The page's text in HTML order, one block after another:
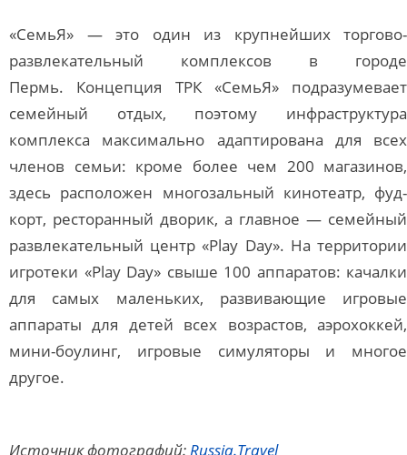
«СемьЯ» — это один из крупнейших торгово-
развлекательный комплексов в городе
Пермь. Концепция ТРК «СемьЯ» подразумевает
семейный отдых, поэтому инфраструктура
комплекса максимально адаптирована для всех
членов семьи: кроме более чем 200 магазинов,
здесь расположен многозальный кинотеатр, фуд-
корт, ресторанный дворик, а главное — семейный
развлекательный центр «Play Day». На территории
игротеки «Play Day» свыше 100 аппаратов: качалки
для самых маленьких, развивающие игровые
аппараты для детей всех возрастов, аэрохоккей,
мини-боулинг, игровые симуляторы и многое
другое.
Источник фотографий: Russia.Travel